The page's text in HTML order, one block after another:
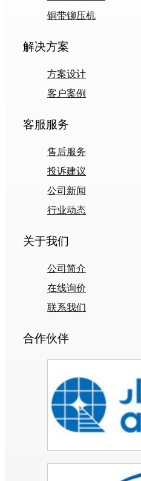
铜带铆压机
解决方案
方案设计
客户案例
客服服务
售后服务
投诉建议
公司新闻
行业动态
关于我们
公司简介
在线询价
联系我们
合作伙伴